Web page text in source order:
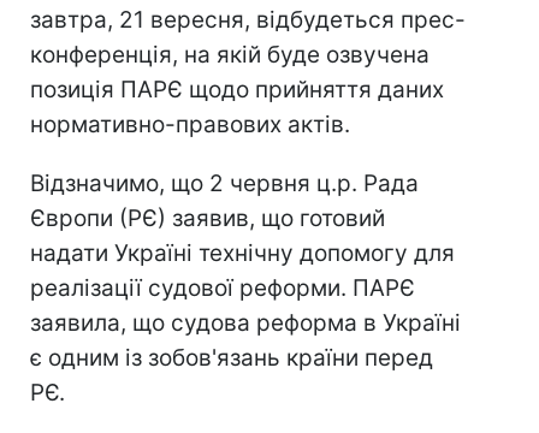
завтра, 21 вересня, відбудеться прес-
конференція, на якій буде озвучена
позиція ПАРЄ щодо прийняття даних
нормативно-правових актів.
Відзначимо, що 2 червня ц.р. Рада
Європи (РЄ) заявив, що готовий
надати Україні технічну допомогу для
реалізації судової реформи. ПАРЄ
заявила, що судова реформа в Україні
є одним із зобов'язань країни перед
РЄ.